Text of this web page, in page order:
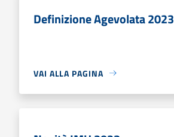
Definizione Agevolata 2023
VAI ALLA PAGINA